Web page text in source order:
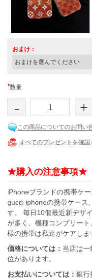
おまけ：
*数量
- +
この商品についてのお問い
すべてのプレゼントを確認
★購入の注意事項★
iPhoneブランドの携帯ケ
gucci iphoneの携帯ケース
す。 毎日10個最近新デザ
が多く、機種コンプリー
様の携帯は私達がケアしま
価格については： 当店は
位があります。
お支払いについては： 銀行